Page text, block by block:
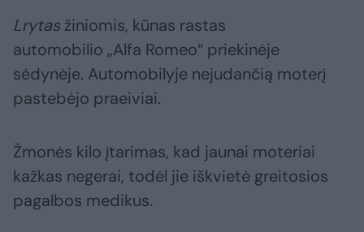
Lrytasžiniomis, kūnas rastas
automobilio „Alfa Romeo“ priekinėje
sėdynėje. Automobilyje nejudančią moterį
pastebėjo praeiviai.
Žmonės kilo įtarimas, kad jaunai moteriai
kažkas negerai, todėl jie iškvietė greitosios
pagalbos medikus.